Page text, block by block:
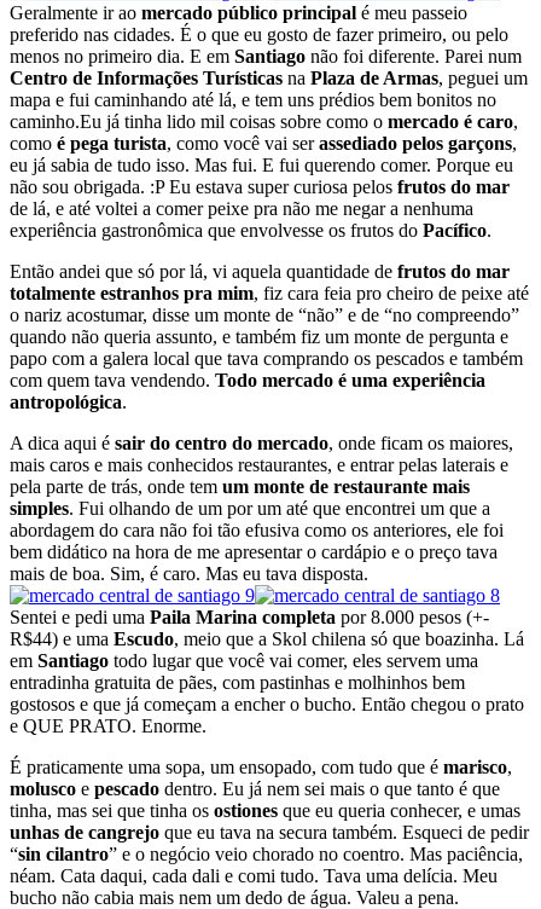
Geralmente ir ao mercado público principal é meu passeio
preferido nas cidades. É o que eu gosto de fazer primeiro, ou pelo
menos no primeiro dia. E em Santiago não foi diferente. Parei num
Centro de Informações Turísticas na Plaza de Armas, peguei um
mapa e fui caminhando até lá, e tem uns prédios bem bonitos no
caminho.Eu já tinha lido mil coisas sobre como o mercado é caro,
como é pega turista, como você vai serassediado pelos garçons,
eu já sabia de tudo isso. Mas fui. E fui querendo comer. Porque eu
não sou obrigada. :P Eu estava super curiosa pelos frutos do mar
de lá, e até voltei a comer peixe pra não me negar a nenhuma
experiência gastronômica que envolvesse os frutos do Pacífico.
Então andei que só por lá, vi aquela quantidade de frutos do mar
totalmente estranhos pra mim, fiz cara feia pro cheiro de peixe até
o nariz acostumar, disse um monte de “não” e de “no compreendo”
quando não queria assunto, e também fiz um monte de pergunta e
papo com a galera local que tava comprando os pescados e também
com quem tava vendendo. Todo mercado é uma experiência
antropológica.
A dica aqui é sair do centro do mercado, onde ficam os maiores,
mais caros e mais conhecidos restaurantes, e entrar pelas laterais e
pela parte de trás, onde tem um monte de restaurante mais
simples. Fui olhando de um por um até que encontrei um que a
abordagem do cara não foi tão efusiva como os anteriores, ele foi
bem didático na hora de me apresentar o cardápio e o preço tava
mais de boa. Sim, é caro. Mas eu tava disposta.
Sentei e pedi uma Paila Marina completa por 8.000 pesos (+-
R$44) e uma Escudo, meio que a Skol chilena só que boazinha. Lá
em Santiago todo lugar que você vai comer, eles servem uma
entradinha gratuita de pães, com pastinhas e molhinhos bem
gostosos e que já começam a encher o bucho. Então chegou o prato
e QUE PRATO. Enorme.
É praticamente uma sopa, um ensopado, com tudo que é marisco,
molusco e pescado dentro. Eu já nem sei mais o que tanto é que
tinha, mas sei que tinha os ostiones que eu queria conhecer, e umas
unhas de cangrejo que eu tava na secura também. Esqueci de pedir
“sin cilantro” e o negócio veio chorado no coentro. Mas paciência,
néam. Cata daqui, cada dali e comi tudo. Tava uma delícia. Meu
bucho não cabia mais nem um dedo de água. Valeu a pena.